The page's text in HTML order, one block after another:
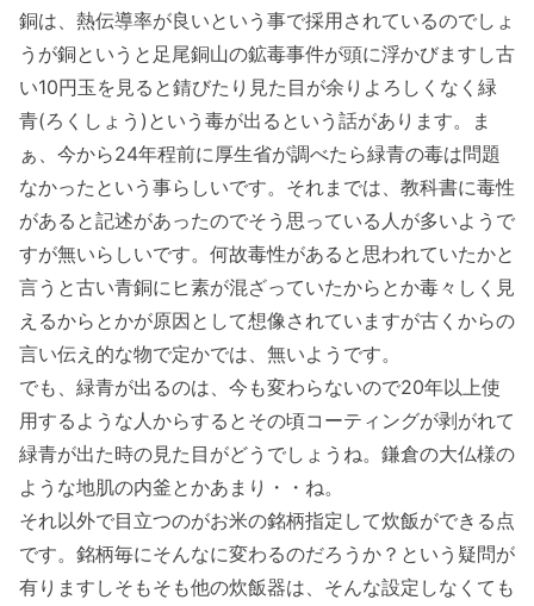
銅は、熱伝導率が良いという事で採用されているのでしょ
うが銅というと足尾銅山の鉱毒事件が頭に浮かびますし古
い10円玉を見ると錆びたり見た目が余りよろしくなく緑
青(ろくしょう)という毒が出るという話があります。ま
ぁ、今から24年程前に厚生省が調べたら緑青の毒は問題
なかったという事らしいです。それまでは、教科書に毒性
があると記述があったのでそう思っている人が多いようで
すが無いらしいです。何故毒性があると思われていたかと
言うと古い青銅にヒ素が混ざっていたからとか毒々しく見
えるからとかが原因として想像されていますが古くからの
言い伝え的な物で定かでは、無いようです。
でも、緑青が出るのは、今も変わらないので20年以上使
用するような人からするとその頃コーティングが剥がれて
緑青が出た時の見た目がどうでしょうね。鎌倉の大仏様の
ような地肌の内釜とかあまり・・ね。
それ以外で目立つのがお米の銘柄指定して炊飯ができる点
です。銘柄毎にそんなに変わるのだろうか？という疑問が
有りますしそもそも他の炊飯器は、そんな設定しなくても